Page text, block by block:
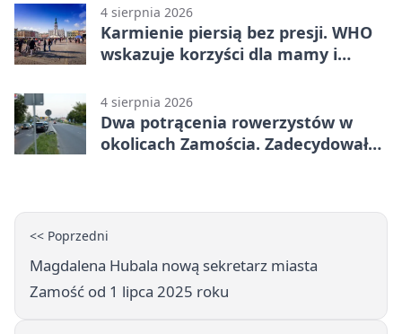
4 sierpnia 2026
Karmienie piersią bez presji. WHO
wskazuje korzyści dla mamy i
4 sierpnia 2026
Dwa potrącenia rowerzystów w
okolicach Zamościa. Zadecydowało
<< Poprzedni
Magdalena Hubala nową sekretarz miasta
Zamość od 1 lipca 2025 roku